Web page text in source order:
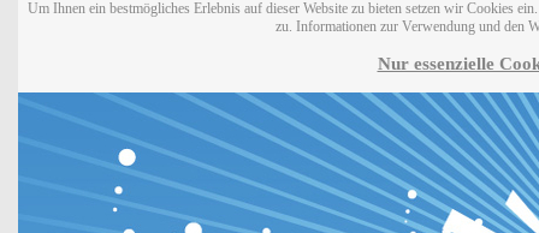
Um Ihnen ein bestmögliches Erlebnis auf dieser Website zu bieten setzen wir Cookies
zu. Informationen zur Verwendung und den
Nur essenzielle